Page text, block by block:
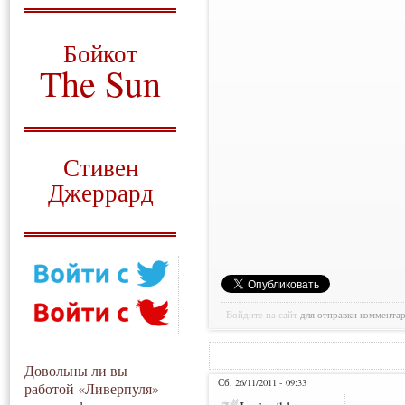
Бойкот
The Sun
Стивен
Джеррард
Довольны ли вы
работой «Ливерпуля»
Войдите на сайт для отправки
Сб, 26/11/2011 - 09:33